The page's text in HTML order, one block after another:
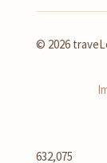
© 2026
632,075